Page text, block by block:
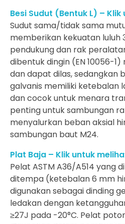
Besi Sudut (Bentuk L) –
Sudut sama/tidak sama
memberikan kekuatan luluh
pendukung dan rak
dibentuk dingin (EN 10056-
dan dapat dilas, sedangkan
galvanis memiliki ketebalan
dan cocok untuk menara
penting untuk sambungan
menyalurkan beban aksial
sambungan baut M24.
Plat Baja – Klik untuk
Pelat ASTM A36/A514 yang
ditempa (ketebalan 6 mm
digunakan sebagai dinding
ledakan dengan
≥27J pada -20°C. Pelat